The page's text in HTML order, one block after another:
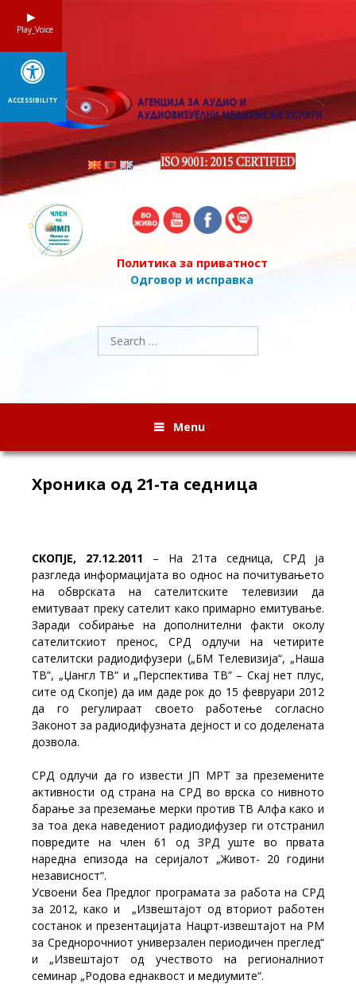
Политика за приватност
Одговор и исправка
Search
for:
Menu
Хроника од 21-та седница
СКОПЈЕ, 27.12.2011 – На 21та седница, СРД ја
разгледа информацијата во однос на почитувањето
на обврската на сателитските телевизии да
емитуваат преку сателит како примарно емитување.
Заради собирање на дополнителни факти околу
сателитскиот пренос, СРД одлучи на четирите
сателитски радиодифузери („БМ Телевизија“, „Наша
ТВ“, „Џангл ТВ“ и „Перспектива ТВ“ – Скај нет плус,
сите од Скопје) да им даде рок до 15 февруари 2012
да го регулираат своето работење согласно
Законот за радиодифузната дејност и со доделената
дозвола.
СРД одлучи да го извести ЈП МРТ за преземените
активности од страна на СРД во врска со нивното
барање за преземање мерки против ТВ Алфа како и
за тоа дека наведениот радиодифузер ги отстранил
повредите на член 61 од ЗРД уште во првата
наредна епизода на серијалот „Живот- 20 години
независност“.
Усвоени беа Предлог програмата за работа на СРД
за 2012, како и „Извештајот од вториот работен
состанок и презентацијата Нацрт-извештајот на РМ
за Среднорочниот универзален периодичен преглед“
и „Извештајот од учеството на регионалниот
семинар „Родова еднаквост и медиумите“.
Play_Voice
ACCESSIBILITY